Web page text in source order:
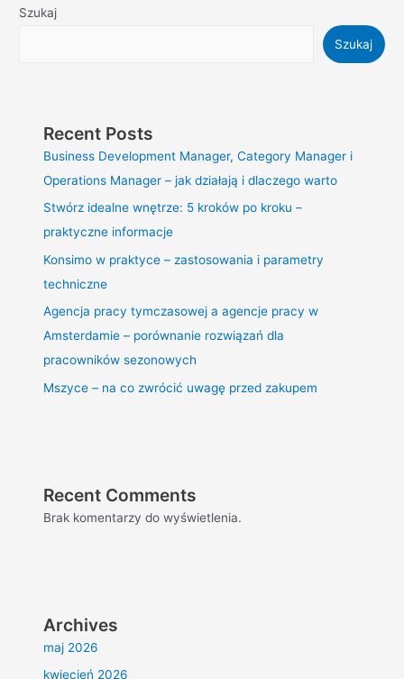
Szukaj
Szukaj
Recent Posts
Business Development Manager, Category Manager i
Operations Manager – jak działają i dlaczego warto
Stwórz idealne wnętrze: 5 kroków po kroku –
praktyczne informacje
Konsimo w praktyce – zastosowania i parametry
techniczne
Agencja pracy tymczasowej a agencje pracy w
Amsterdamie – porównanie rozwiązań dla
pracowników sezonowych
Mszyce – na co zwrócić uwagę przed zakupem
Recent Comments
Brak komentarzy do wyświetlenia.
Archives
maj 2026
kwiecień 2026